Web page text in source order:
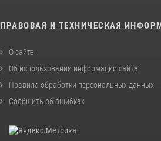
ПРАВОВАЯ И ТЕХНИЧЕСКАЯ
О сайте
Об использовании информации сайта
Правила обработки персональных данных
Сообщить об ошибках